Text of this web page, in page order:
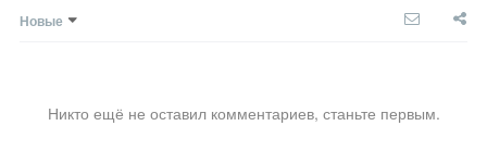
Новые
Никто ещё не оставил комментариев, станьте первым.